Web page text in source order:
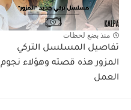
منذ بضع لحظات
تفاصيل المسلسل التركي
المزور هذه قصته وهؤلاء نجوم
العمل